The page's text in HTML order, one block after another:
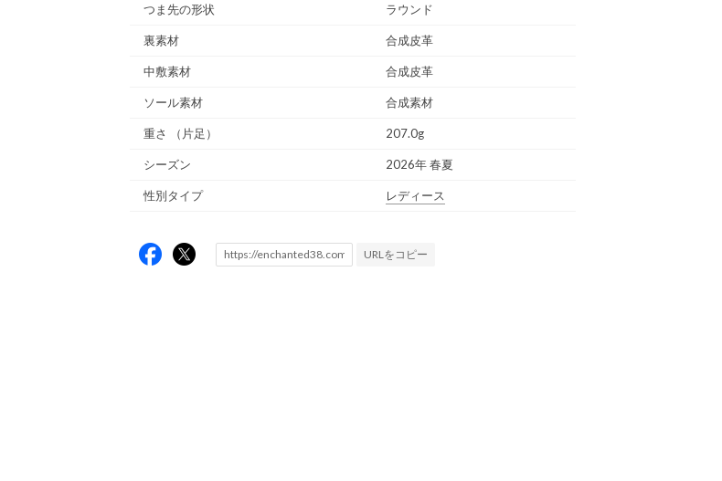
つま先の形状 ラウンド
裏素材 合成皮革
中敷素材 合成皮革
ソール素材 合成素材
重さ （片足） 207.0g
シーズン 2026年 春夏
性別タイプ レディース
URLをコピー